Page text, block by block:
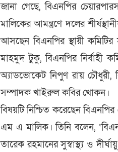
জানা গেছে, বিএনপির
মালিকের আমন্ত্রণে দলের
আসছেন বিএনপির স্থায়ী
মাহমুদ টুকু, বিএনপির নির্বাহী
অ্যাডভোকেট নিপুণ রায় চৌধুরী,
সম্পাদক খাইরুল কবির খোকন।
বিষয়টি নিশ্চিত করেছেন
এম এ মালিক। তিনি বলেন,
তারেক রহমানের সুস্বাস্থ্য ও